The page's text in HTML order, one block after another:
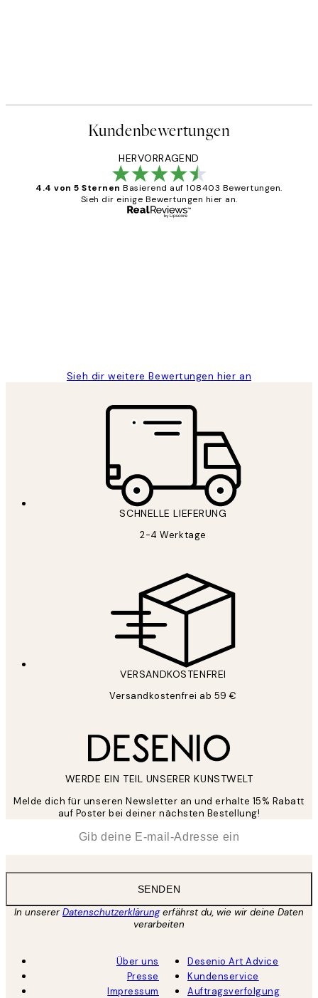
Kundenbewertungen
HERVORRAGEND
4.4 von 5 Sternen Basierend auf 108403 Bewertungen.
Sieh dir einige Bewertungen hier an.
Sieh dir weitere Bewertungen hier an
SCHNELLE LIEFERUNG
2-4 Werktage
VERSANDKOSTENFREI
Versandkostenfrei ab 59 €
WERDE EIN TEIL UNSERER KUNSTWELT
Melde dich für unseren Newsletter an und erhalte 15% Rabatt
auf Poster bei deiner nächsten Bestellung!
SENDEN
In unsererDatenschutzerklärungerfährst du, wie wir deine Daten
verarbeiten
Über uns
Presse
Impressum
Desenio Art Advice
Kundenservice
Auftragsverfolgung